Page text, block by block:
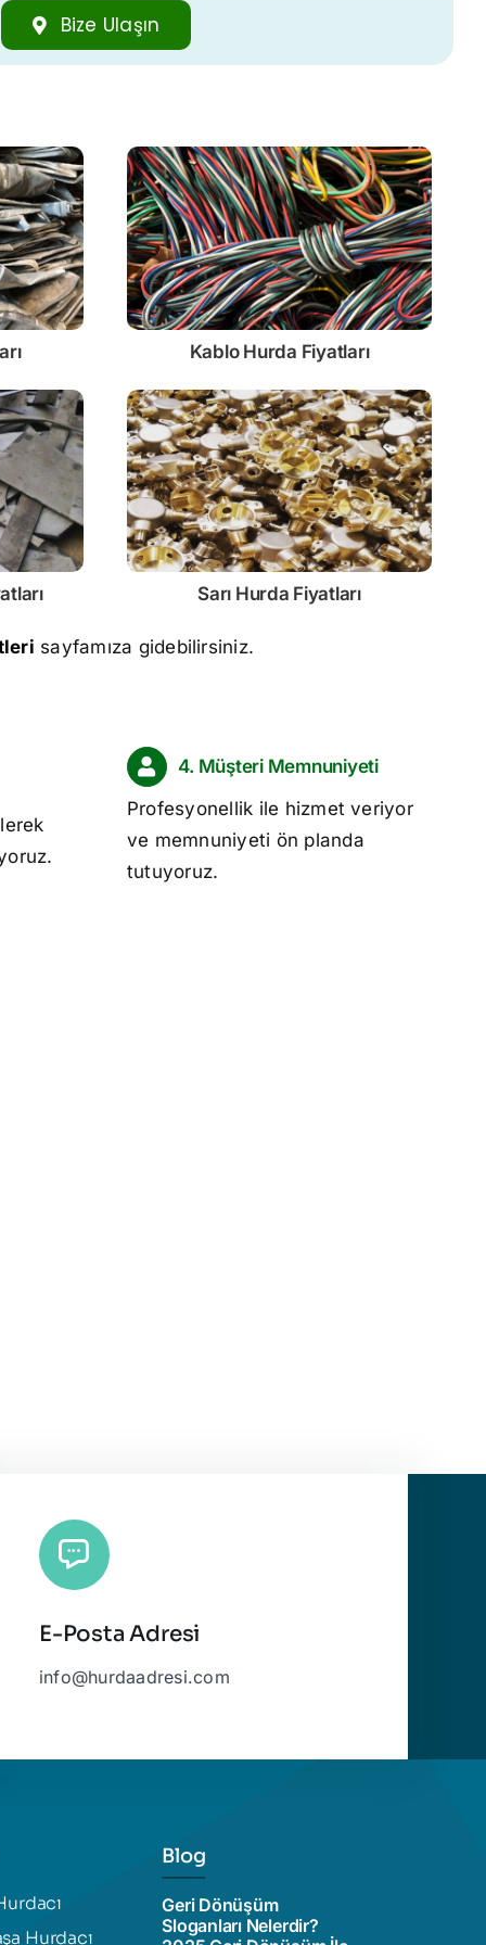
Bize Ulaşın
Kablo Hurda Fiyatları
Sarı Hurda Fiyatları
sayfamıza gidebilirsiniz.
4. Müşteri Memnuniyeti
Profesyonellik ile hizmet veriyor
ve memnuniyeti ön planda
tutuyoruz.
E-Posta Adresi
info@hurdaadresi.com
Hurdacı
Blog
Geri Dönüşüm
Sloganları Nelerdir?